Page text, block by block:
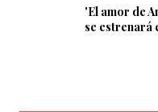
'El amor de
se estrenará